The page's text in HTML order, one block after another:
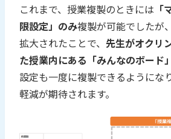
これまで、授業複製のときには
限設定」のみ複製が可能でしたが
拡大されたことで、 先生がオクリ
た授業内にある「みんなのボード
設定も一度に複製できるようにな
軽減が期待されます。